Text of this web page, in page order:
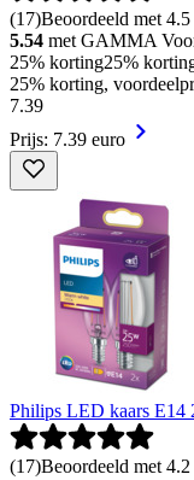
(17)Beoordeeld met
5.54 met GAMMA
25% korting25%
25% korting,
7.39
Prijs: 7.39 euro
Philips LED kaars E14
(17)Beoordeeld met